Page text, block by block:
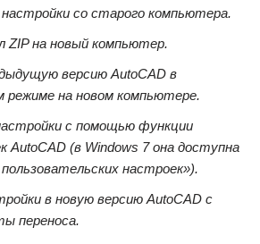
со старого компьютера.
ZIP на новый компьютер.
версию AutoCAD в
режиме на новом компьютере.
с помощью функции
AutoCAD (в Windows 7 она доступна
настроек»).
в новую версию AutoCAD с
переноса.